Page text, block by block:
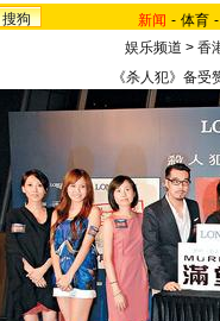
搜狗 新闻 - 体育 -
娱乐频道 > 香
《杀人犯》备受